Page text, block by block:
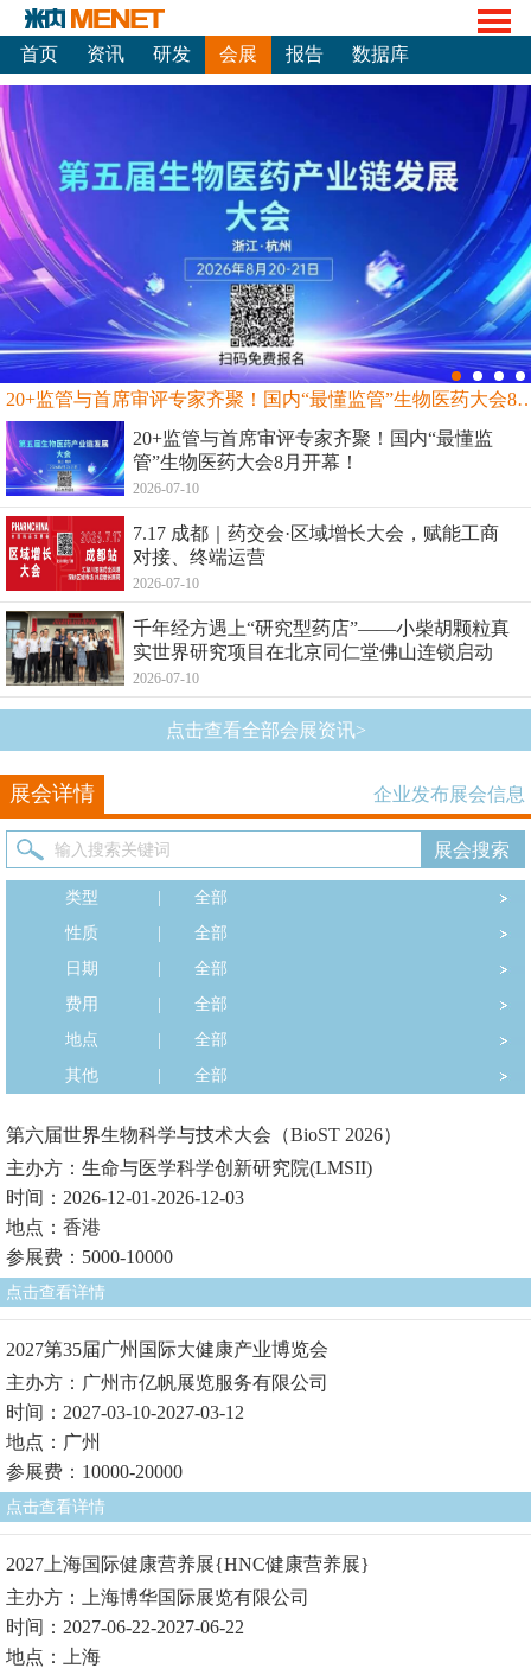
首页 资讯 研发 会展 报告 数据库
20+监管与首席审评专家齐聚！国内“最
20+监管与首席审评专家齐聚！国内“最懂监
管”生物医药大会8月开幕！
2026-07-10
7.17 成都｜药交会·区域增长大会，赋能工商
对接、终端运营
2026-07-10
千年经方遇上“研究型药店”——小柴胡颗粒真
实世界研究项目在北京同仁堂佛山连锁启动
2026-07-10
点击查看全部会展资讯>
展会详情 企业发布展会信息
类型
全部
性质
全部
日期
全部
费用
全部
地点
全部
其他
全部
第六届世界生物科学与技术大会（BioST 2026）
主办方：生命与医学科学创新研究院(LMSII)
时间：2026-12-01-2026-12-03
地点：香港
参展费：5000-10000
点击查看详情
2027第35届广州国际大健康产业博览会
主办方：广州市亿帆展览服务有限公司
时间：2027-03-10-2027-03-12
地点：广州
参展费：10000-20000
点击查看详情
2027上海国际健康营养展{HNC健康营养展}
主办方：上海博华国际展览有限公司
时间：2027-06-22-2027-06-22
地点：上海